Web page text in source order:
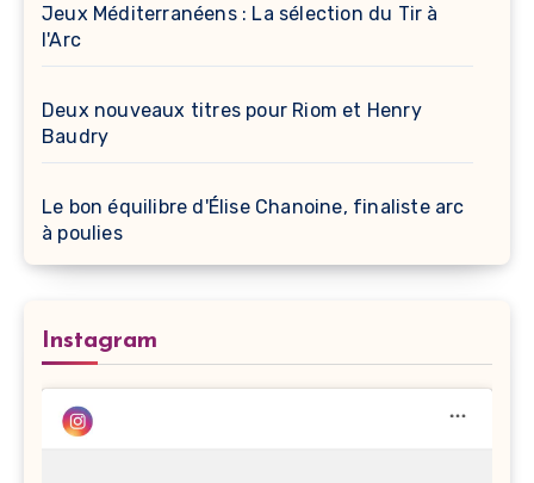
Jeux Méditerranéens : La sélection du Tir à
l'Arc
Deux nouveaux titres pour Riom et Henry
Baudry
Le bon équilibre d'Élise Chanoine, finaliste arc
à poulies
Instagram